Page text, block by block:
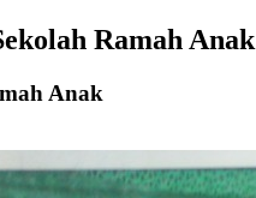
Ramah Anak
Anak